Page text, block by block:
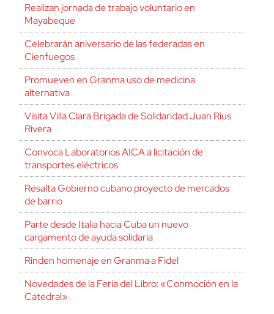
Realizan jornada de trabajo voluntario en
Mayabeque
Celebrarán aniversario de las federadas en
Cienfuegos
Promueven en Granma uso de medicina
alternativa
Visita Villa Clara Brigada de Solidaridad Juan Rius
Rivera
Convoca Laboratorios AICA a licitación de
transportes eléctricos
Resalta Gobierno cubano proyecto de mercados
de barrio
Parte desde Italia hacia Cuba un nuevo
cargamento de ayuda solidaria
Rinden homenaje en Granma a Fidel
Novedades de la Feria del Libro: «Conmoción en la
Catedral»